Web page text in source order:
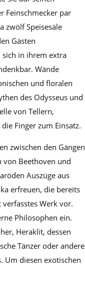
Feinschmecker par
zwölf Speisesäle
Gästen
sich in ihrem extra
Wände
und floralen
des Odysseus und
von Tellern,
Finger zum Einsatz.
zwischen den Gängen
von Beethoven und
Auszüge aus
erfreuen, die bereits
Werk vor.
Philosophen ein.
Heraklit, dessen
Tänzer oder andere
Um diesen exotischen